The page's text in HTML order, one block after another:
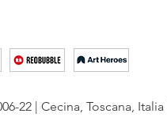
22 | Cecina, Toscana, Italia